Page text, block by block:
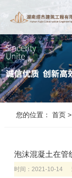
您的位置： 首页>
泡沫混凝土在管
时间：2021-10-14